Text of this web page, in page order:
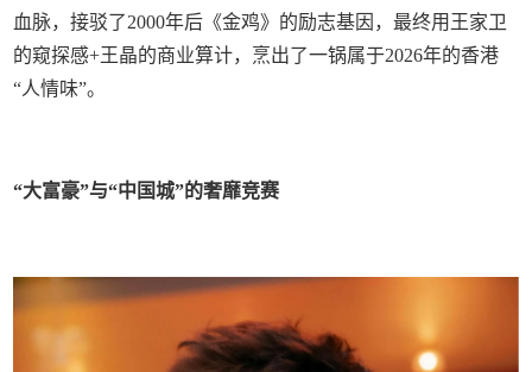
血脉，接驳了2000年后《金鸡》的励志基因，最终用王家卫
的窥探感+王晶的商业算计，烹出了一锅属于2026年的香港
“人情味”。
“大富豪”与“中国城”的奢靡竞赛